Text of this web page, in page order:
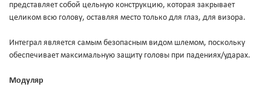
представляет собой цельную конструкцию, которая закрывает
целиком всю голову, оставляя место только для глаз, для визора.
Интеграл является самым безопасным видом шлемом, поскольку
обеспечивает максимальную защиту головы при падениях/ударах.
Модуляр